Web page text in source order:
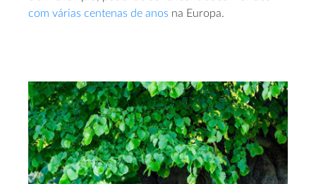
com várias centenas de anos na Europa.